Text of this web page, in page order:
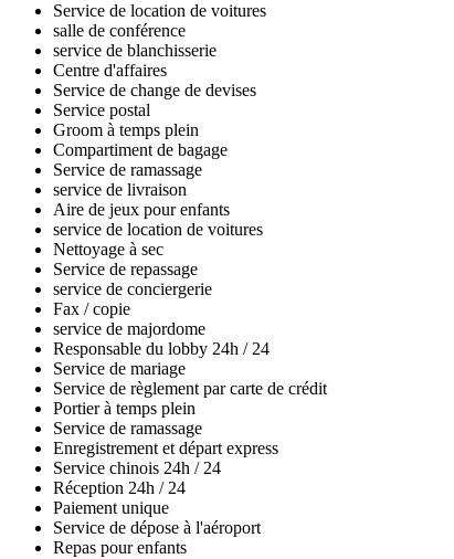
Service de location de voitures
salle de conférence
service de blanchisserie
Centre d'affaires
Service de change de devises
Service postal
Groom à temps plein
Compartiment de bagage
Service de ramassage
service de livraison
Aire de jeux pour enfants
service de location de voitures
Nettoyage à sec
Service de repassage
service de conciergerie
Fax / copie
service de majordome
Responsable du lobby 24h / 24
Service de mariage
Service de règlement par carte de crédit
Portier à temps plein
Service de ramassage
Enregistrement et départ express
Service chinois 24h / 24
Réception 24h / 24
Paiement unique
Service de dépose à l'aéroport
Repas pour enfants